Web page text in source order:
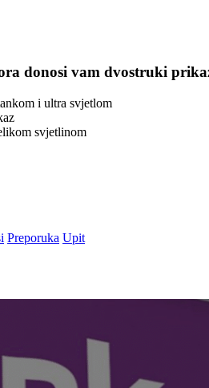
donosi vam dvostruki
i ultra svjetlom
svjetlinom
Preporuka Upit